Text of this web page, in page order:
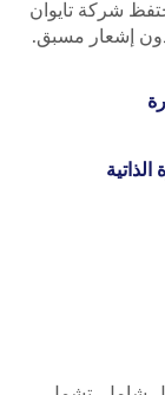
شركة تايوان
دون إشعار مسبق.